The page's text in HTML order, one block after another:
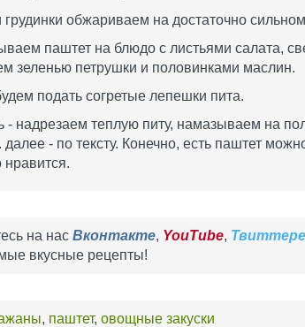
грудинки обжариваем на достаточно
паштет на блюдо с листьями салата,
зеленью петрушки и половинками маслин.
подать согретые лепешки пита.
- надрезаем теплую питу, намазываем на
далее - по тексту. Конечно, есть паштет
нравится.
на нас Вконтакте, YouTube, Твиттере
вкусные рецепты!
, паштет, овощные закуски